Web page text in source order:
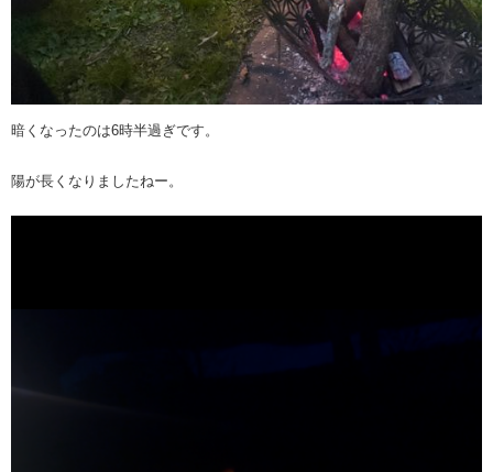
暗くなったのは6時半過ぎです。
陽が長くなりましたねー。